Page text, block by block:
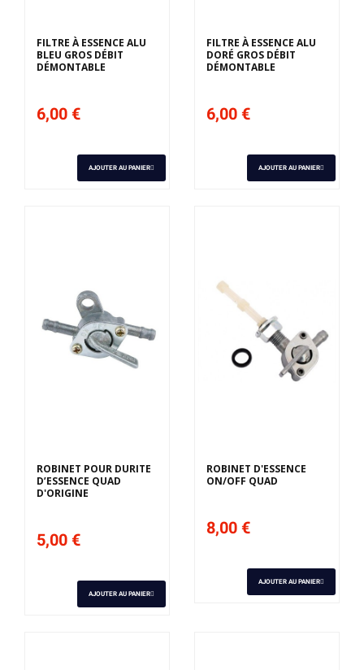
FILTRE À ESSENCE ALU
BLEU GROS DÉBIT
DÉMONTABLE
6,00 €
AJOUTER AU PANIER
FILTRE À ESSENCE ALU
DORÉ GROS DÉBIT
DÉMONTABLE
6,00 €
AJOUTER AU PANIER
ROBINET POUR DURITE
D’ESSENCE QUAD
D'ORIGINE
5,00 €
AJOUTER AU PANIER
ROBINET D'ESSENCE
ON/OFF QUAD
8,00 €
AJOUTER AU PANIER